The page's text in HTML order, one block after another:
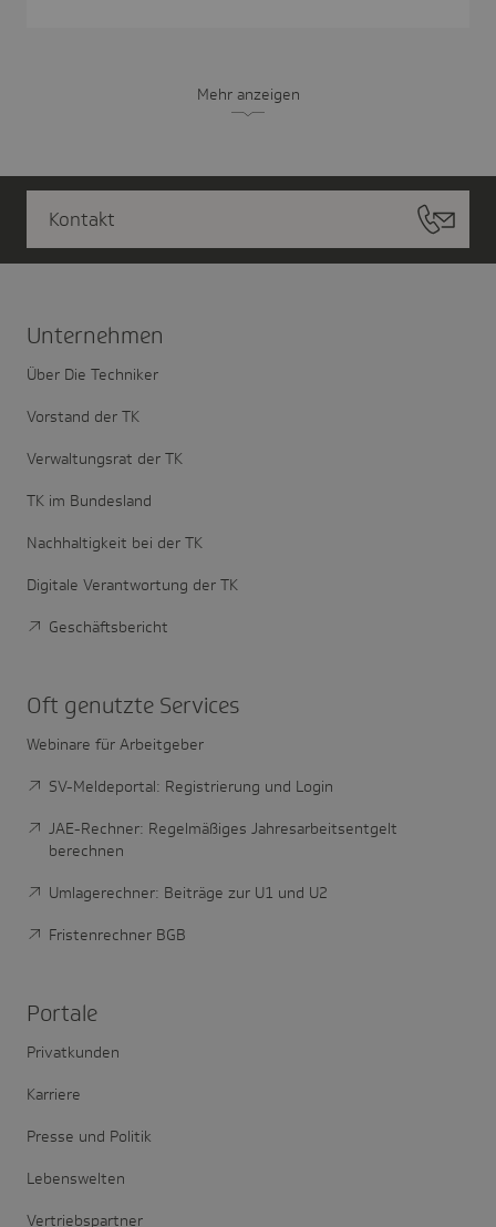
Mehr anzeigen
Kontakt
Unter­nehmen
Über Die Techniker
Vorstand der TK
Verwaltungsrat der TK
TK im Bundesland
Nachhaltigkeit bei der TK
Digitale Verantwortung der TK
Geschäftsbericht
Oft genutzte Services
Webinare für Arbeitgeber
SV-Meldeportal: Registrierung und Login
JAE-Rechner: Regelmäßiges Jahresarbeitsentgelt
berechnen
Umlagerechner: Beiträge zur U1 und U2
Fristenrechner BGB
Portale
Privatkunden
Karriere
Presse und Politik
Lebenswelten
Vertriebspartner